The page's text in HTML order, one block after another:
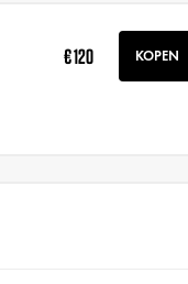
€ 120 KOPEN